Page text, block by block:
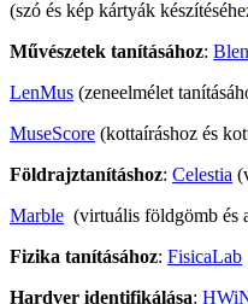
(szó és kép kártyák
Művészetek tanításához:
LenMus (zeneelmélet
MuseScore (kottaíráshoz és
Földrajztanításhoz: Celestia
Marble (virtuális földgömb és
Fizika tanításához: FisicaLab
Hardver identifikálása: